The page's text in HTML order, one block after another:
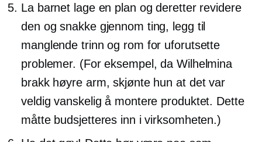
La barnet lage en plan og deretter revidere
den og snakke gjennom ting, legg til
manglende trinn og rom for uforutsette
problemer. (For eksempel, da Wilhelmina
brakk høyre arm, skjønte hun at det var
veldig vanskelig å montere produktet. Dette
måtte budsjetteres inn i virksomheten.)